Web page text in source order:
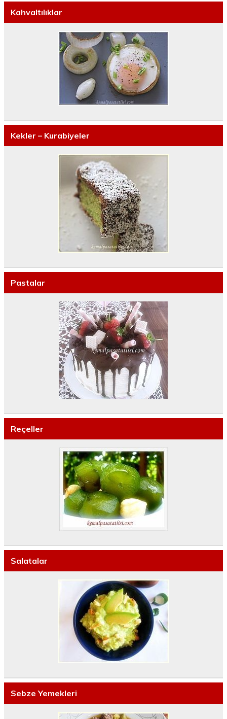
Kahvaltılıklar
Kekler – Kurabiyeler
Pastalar
Reçeller
Salatalar
Sebze Yemekleri